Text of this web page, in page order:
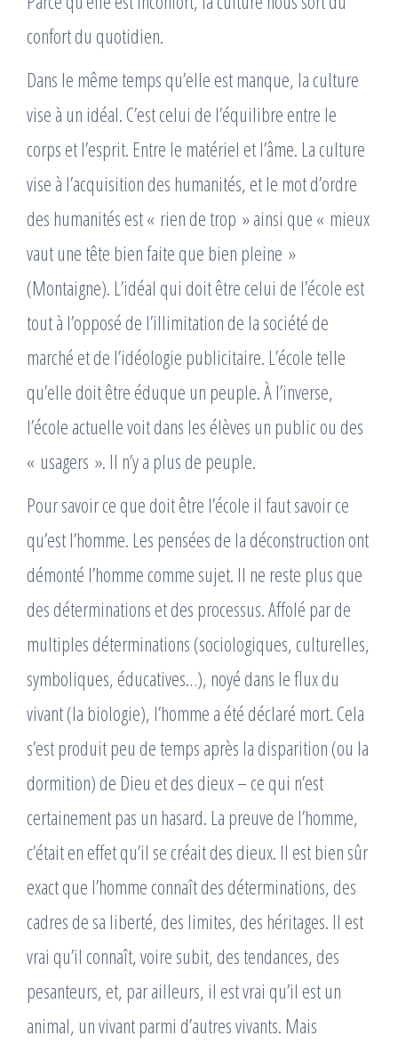
confort du quotidien.
Dans le même temps qu’elle est manque, la culture
vise à un idéal. C’est celui de l’équilibre entre le
corps et l’esprit. Entre le matériel et l’âme. La culture
vise à l’acquisition des humanités, et le mot d’ordre
des humanités est « rien de trop » ainsi que « mieux
vaut une tête bien faite que bien pleine »
(Montaigne). L’idéal qui doit être celui de l’école est
tout à l’opposé de l’illimitation de la société de
marché et de l’idéologie publicitaire. L’école telle
qu’elle doit être éduque un peuple. À l’inverse,
l’école actuelle voit dans les élèves un public ou des
« usagers ». Il n’y a plus de peuple.
Pour savoir ce que doit être l’école il faut savoir ce
qu’est l’homme. Les pensées de la déconstruction ont
démonté l’homme comme sujet. Il ne reste plus que
des déterminations et des processus. Affolé par de
multiples déterminations (sociologiques, culturelles,
symboliques, éducatives…), noyé dans le flux du
vivant (la biologie), l’homme a été déclaré mort. Cela
s’est produit peu de temps après la disparition (ou la
dormition) de Dieu et des dieux – ce qui n’est
certainement pas un hasard. La preuve de l’homme,
c’était en effet qu’il se créait des dieux. Il est bien sûr
exact que l’homme connaît des déterminations, des
cadres de sa liberté, des limites, des héritages. Il est
vrai qu’il connaît, voire subit, des tendances, des
pesanteurs, et, par ailleurs, il est vrai qu’il est un
animal, un vivant parmi d’autres vivants. Mais